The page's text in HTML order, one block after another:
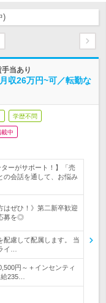
)
当あり
収26万円~可／転勤な
学歴不問
中
ーがサポート！】「売
の会話を通して、お悩み
はぜひ！》第二新卒歓迎
募を◎
慮して配属します。 当
イ…
円～＋インセンティ
235…